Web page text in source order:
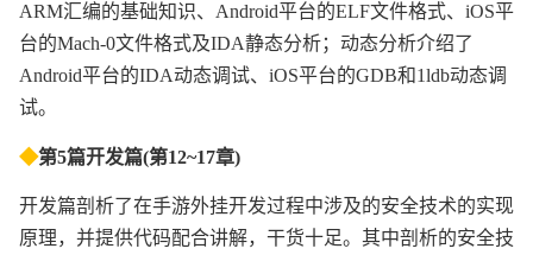
ARM汇编的基础知识、Android平台的ELF文件格式、iOS平
台的Mach-0文件格式及IDA静态分析；动态分析介绍了
Android平台的IDA动态调试、iOS平台的GDB和1ldb动态调
试。
◆第5篇开发篇(第12~17章)
开发篇剖析了在手游外挂开发过程中涉及的安全技术的实现
原理，并提供代码配合讲解，干货十足。其中剖析的安全技